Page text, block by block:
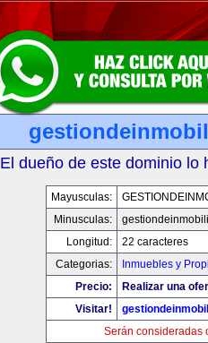
El dueño de este dominio lo
Mayusculas:
Minusculas:
Longitud:
22 caracteres
Categorias:
Inmuebles y
Precio:
Realizar una
Visitar!
Serán consideradas